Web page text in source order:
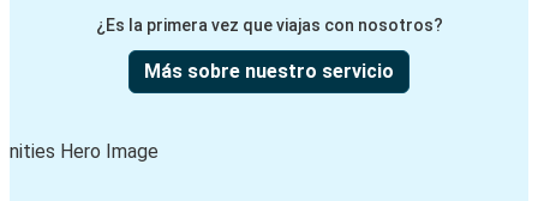
¿Es la primera vez que viajas con nosotros?
Más sobre nuestro servicio